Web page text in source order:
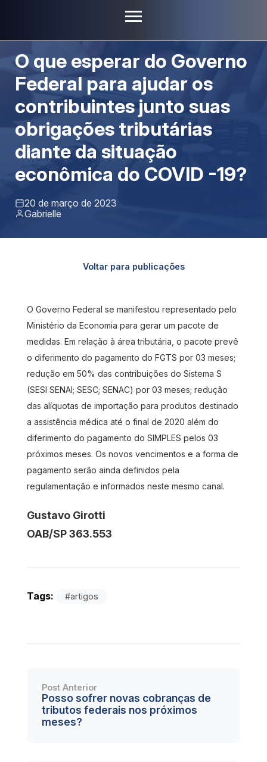
O que esperar do Governo
Federal para ajudar os
contribuintes junto suas
obrigações tributárias
diante da situação
econômica do COVID -19?
20 de março de 2023
Gabrielle
Voltar para publicações
O Governo Federal se manifestou representado pelo
Ministério da Economia para gerar um pacote de
medidas. Em relação à área tributária, o pacote prevê
o diferimento do pagamento do FGTS por 03 meses;
redução em 50% das contribuições do Sistema S
(SESI SENAI; SESC; SENAC) por 03 meses; redução
das alíquotas de importação para produtos destinado
a assistência médica até o final de 2020 além do
diferimento do pagamento do SIMPLES pelos 03
próximos meses. Os novos vencimentos e a forma de
pagamento serão ainda definidos pela
regulamentação e informados neste mesmo canal.
Gustavo Girotti
OAB/SP 363.553
Tags: #artigos
Post Anterior
Posso sofrer novas cobranças de
tributos federais nos próximos
meses?